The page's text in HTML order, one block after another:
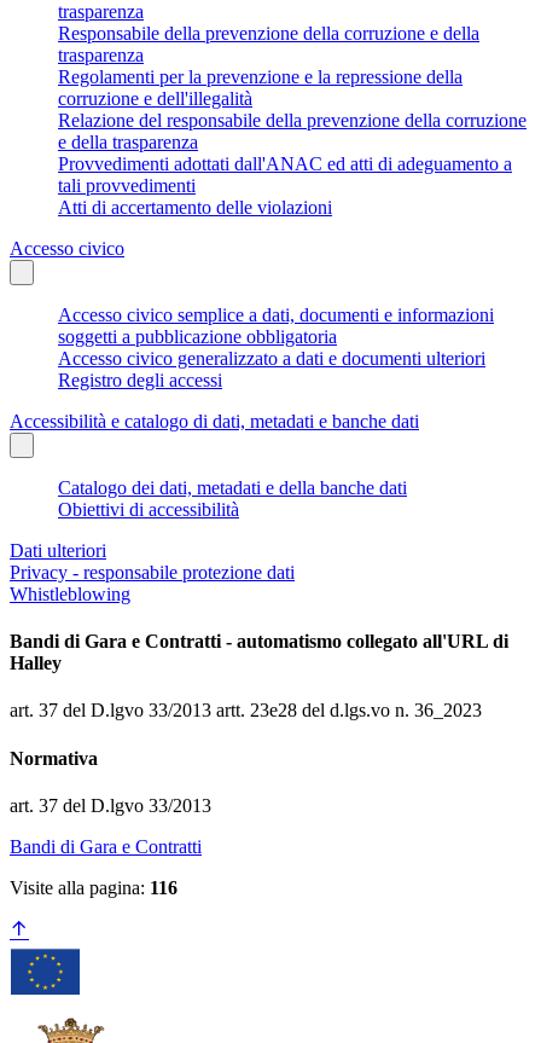
trasparenza
Responsabile della prevenzione della corruzione e della
trasparenza
Regolamenti per la prevenzione e la repressione della
corruzione e dell'illegalità
Relazione del responsabile della prevenzione della corruzione
e della trasparenza
Provvedimenti adottati dall'ANAC ed atti di adeguamento a
tali provvedimenti
Atti di accertamento delle violazioni
Accesso civico
Accesso civico semplice a dati, documenti e informazioni
soggetti a pubblicazione obbligatoria
Accesso civico generalizzato a dati e documenti ulteriori
Registro degli accessi
Accessibilità e catalogo di dati, metadati e banche dati
Catalogo dei dati, metadati e della banche dati
Obiettivi di accessibilità
Dati ulteriori
Privacy - responsabile protezione dati
Whistleblowing
Bandi di Gara e Contratti - automatismo collegato all'URL di
Halley
art. 37 del D.lgvo 33/2013 artt. 23e28 del d.lgs.vo n. 36_2023
Normativa
art. 37 del D.lgvo 33/2013
Bandi di Gara e Contratti
Visite alla pagina: 116